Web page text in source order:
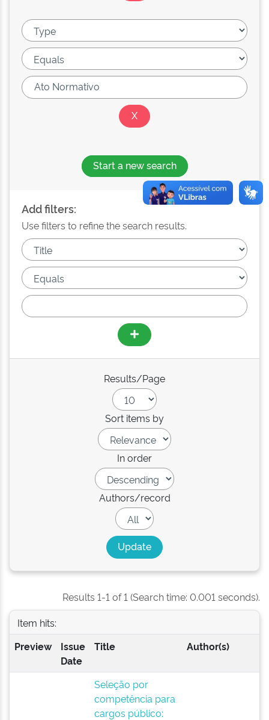
Start a new search
Add filters:
Use filters to refine the search results.
Results/Page
Sort items by
In order
Authors/record
Results 1-1 of 1 (Search time: 0.001 seconds).
Item hits:
Preview
Issue
Date
Title Author(s)
Seleção por
competência para
cargos público: